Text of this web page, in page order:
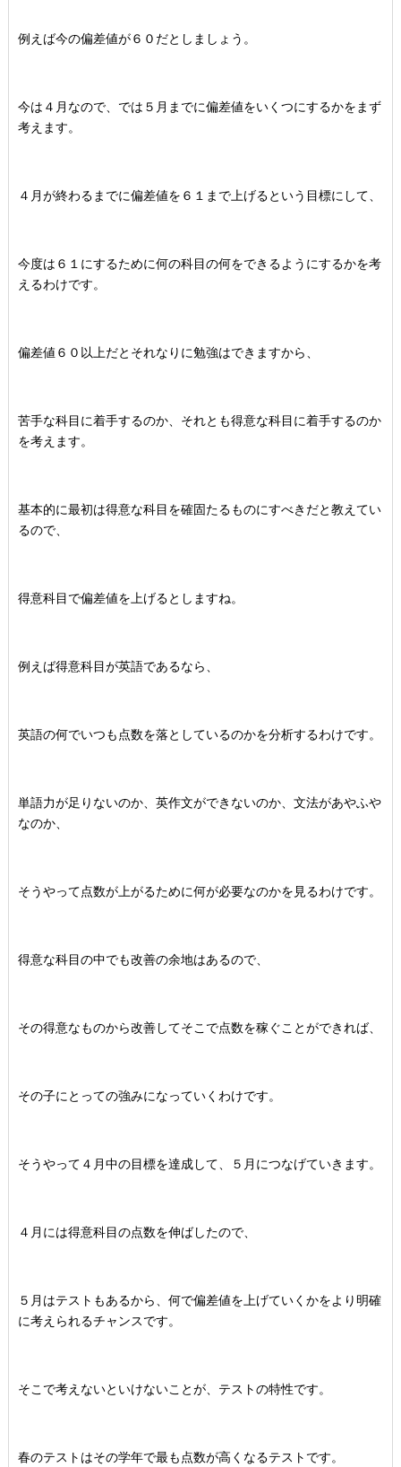
例えば今の偏差値が６０だとしましょう。
今は４月なので、では５月までに偏差値をいくつにするかをまず
考えます。
４月が終わるまでに偏差値を６１まで上げるという目標にして、
今度は６１にするために何の科目の何をできるようにするかを考
えるわけです。
偏差値６０以上だとそれなりに勉強はできますから、
苦手な科目に着手するのか、それとも得意な科目に着手するのか
を考えます。
基本的に最初は得意な科目を確固たるものにすべきだと教えてい
るので、
得意科目で偏差値を上げるとしますね。
例えば得意科目が英語であるなら、
英語の何でいつも点数を落としているのかを分析するわけです。
単語力が足りないのか、英作文ができないのか、文法があやふや
なのか、
そうやって点数が上がるために何が必要なのかを見るわけです。
得意な科目の中でも改善の余地はあるので、
その得意なものから改善してそこで点数を稼ぐことができれば、
その子にとっての強みになっていくわけです。
そうやって４月中の目標を達成して、５月につなげていきます。
４月には得意科目の点数を伸ばしたので、
５月はテストもあるから、何で偏差値を上げていくかをより明確
に考えられるチャンスです。
そこで考えないといけないことが、テストの特性です。
春のテストはその学年で最も点数が高くなるテストです。